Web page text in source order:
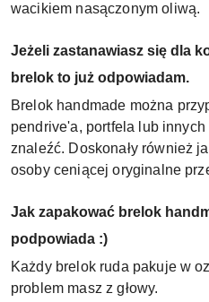
wacikiem nasączonym oliwą.
Jeżeli zastanawiasz się dla
brelok to już odpowiadam.
Brelok handmade można
pendrive'a, portfela lub innych
znaleźć. Doskonały również
osoby ceniącej oryginalne
Jak zapakować brelok
podpowiada :)
Każdy brelok ruda pakuje w
problem masz z głowy.